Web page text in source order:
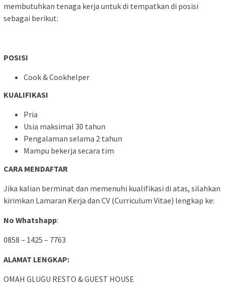
membutuhkan tenaga kerja untuk di tempatkan di posisi
sebagai berikut:
POSISI
Cook & Cookhelper
KUALIFIKASI
Pria
Usia maksimal 30 tahun
Pengalaman selama 2 tahun
Mampu bekerja secara tim
CARA MENDAFTAR
Jika kalian berminat dan memenuhi kualifikasi di atas, silahkan
kirimkan Lamaran Kerja dan CV (Curriculum Vitae) lengkap ke:
No Whatshapp:
0858 – 1425 – 7763
ALAMAT LENGKAP:
OMAH GLUGU RESTO & GUEST HOUSE